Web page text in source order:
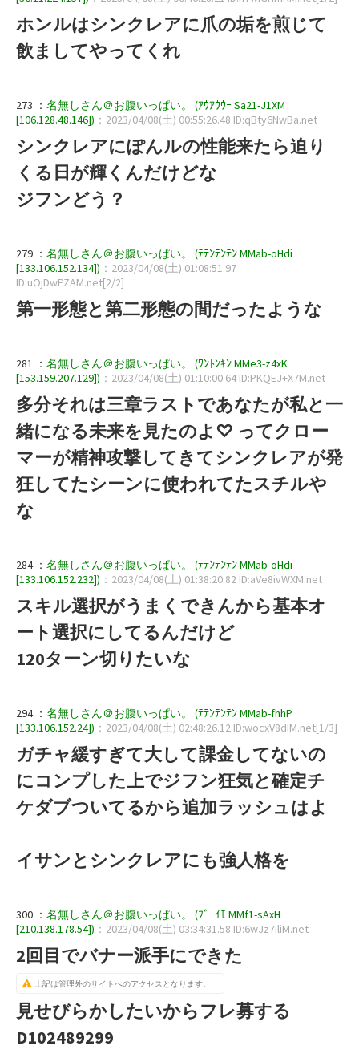
ホンルはシンクレアに爪の垢を煎じて
飲ましてやってくれ
273 ： 名無しさん＠お腹いっぱい。 (ｱｳｱｳｳｰ Sa21-J1XM
[106.128.48.146]) ：2023/04/08(土) 00:55:26.48 ID:qBty6NwBa.net
シンクレアにぽんルの性能来たら迫り
くる日が輝くんだけどな
ジフンどう？
279 ： 名無しさん＠お腹いっぱい。 (ﾃﾃﾝﾃﾝﾃﾝ MMab-oHdi
[133.106.152.134]) ：2023/04/08(土) 01:08:51.97
ID:uOjDwPZAM.net[2/2]
第一形態と第二形態の間だったような
281 ： 名無しさん＠お腹いっぱい。 (ﾜﾝﾄﾝｷﾝ MMe3-z4xK
[153.159.207.129]) ：2023/04/08(土) 01:10:00.64 ID:PKQEJ+X7M.net
多分それは三章ラストであなたが私と一
緒になる未来を見たのよ♡ ってクロー
マーが精神攻撃してきてシンクレアが発
狂してたシーンに使われてたスチルや
な
284 ： 名無しさん＠お腹いっぱい。 (ﾃﾃﾝﾃﾝﾃﾝ MMab-oHdi
[133.106.152.232]) ：2023/04/08(土) 01:38:20.82 ID:aVe8ivWXM.net
スキル選択がうまくできんから基本オ
ート選択にしてるんだけど
120ターン切りたいな
294 ： 名無しさん＠お腹いっぱい。 (ﾃﾃﾝﾃﾝﾃﾝ MMab-fhhP
[133.106.152.24]) ：2023/04/08(土) 02:48:26.12 ID:wocxV8dIM.net[1/3]
ガチャ緩すぎて大して課金してないの
にコンプした上でジフン狂気と確定チ
ケダブついてるから追加ラッシュはよ
イサンとシンクレアにも強人格を
300 ： 名無しさん＠お腹いっぱい。 (ﾌﾞｰｲﾓ MMf1-sAxH
[210.138.178.54]) ：2023/04/08(土) 03:34:31.58 ID:6wJz7iliM.net
2回目でバナー派手にできた
上記は管理外のサイトへのアクセスとなります。
見せびらかしたいからフレ募する
D102489299